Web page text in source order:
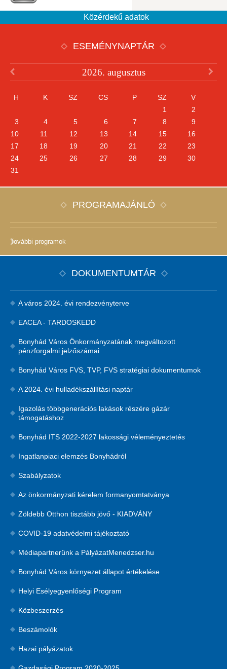
Közérdekű adatok
ESEMÉNYNAPTÁR
2026. augusztus
H K SZ CS P SZ
V
1
2
3
4 5 6 7 8
9
10
11 12 13 14 15
16
17
18 19 20 21 22
23
24
25 26 27 28 29
30
31
PROGRAMAJÁNLÓ
További programok
DOKUMENTUMTÁR
A város 2024. évi rendezvényterve
EACEA - TARDOSKEDD
Bonyhád Város Önkormányzatának megváltozott
pénzforgalmi jelzőszámai
Bonyhád Város FVS, TVP, FVS stratégiai dokumentumok
A 2024. évi hulladékszállítási naptár
Igazolás többgenerációs lakások részére gázár
támogatáshoz
Bonyhád ITS 2022-2027 lakossági véleményeztetés
Ingatlanpiaci elemzés Bonyhádról
Szabályzatok
Az önkormányzati kérelem formanyomtatványa
Zöldebb Otthon tisztább jövő - KIADVÁNY
COVID-19 adatvédelmi tájékoztató
Médiapartnerünk a PályázatMenedzser.hu
Bonyhád Város környezet állapot értékelése
Helyi Esélyegyenlőségi Program
Közbeszerzés
Beszámolók
Hazai pályázatok